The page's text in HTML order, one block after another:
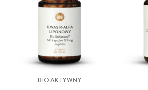
BIOAKTYWNY